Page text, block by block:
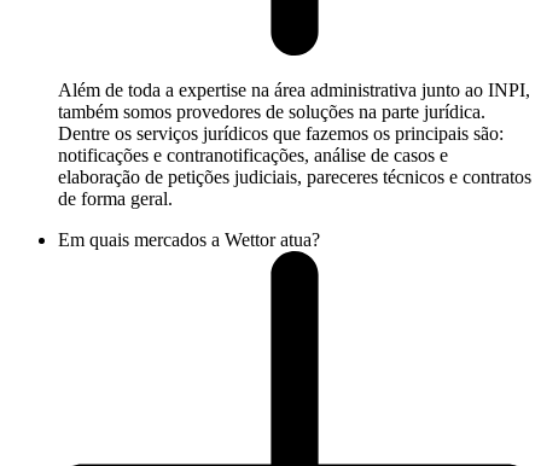
Além de toda a expertise na área administrativa junto ao INPI,
também somos provedores de soluções na parte jurídica.
Dentre os serviços jurídicos que fazemos os principais são:
notificações e contranotificações, análise de casos e
elaboração de petições judiciais, pareceres técnicos e contratos
de forma geral.
Em quais mercados a Wettor atua?